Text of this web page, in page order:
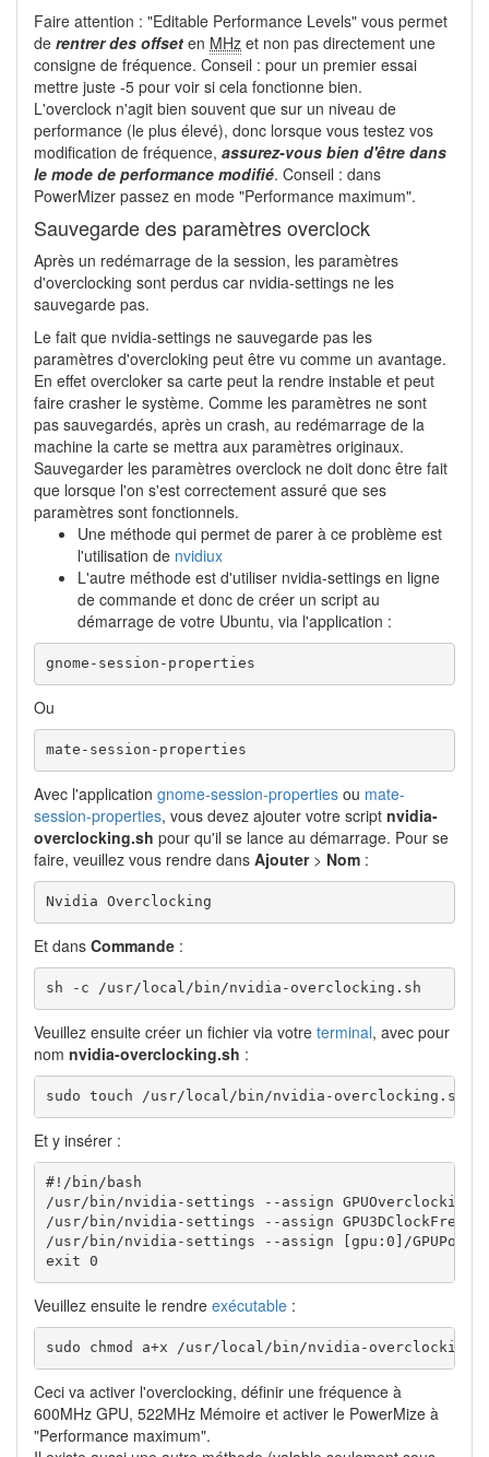
Faire attention : "Editable Performance Levels" vous permet
de rentrer des offset en MHz et non pas directement une
consigne de fréquence. Conseil : pour un premier essai
mettre juste -5 pour voir si cela fonctionne bien.
L'overclock n'agit bien souvent que sur un niveau de
performance (le plus élevé), donc lorsque vous testez vos
modification de fréquence, assurez-vous bien d'être dans
le mode de performance modifié. Conseil : dans
PowerMizer passez en mode "Performance maximum".
Sauvegarde des paramètres overclock
Après un redémarrage de la session, les paramètres
d'overclocking sont perdus car nvidia-settings ne les
sauvegarde pas.
Le fait que nvidia-settings ne sauvegarde pas les
paramètres d'overcloking peut être vu comme un avantage.
En effet overcloker sa carte peut la rendre instable et peut
faire crasher le système. Comme les paramètres ne sont
pas sauvegardés, après un crash, au redémarrage de la
machine la carte se mettra aux paramètres originaux.
Sauvegarder les paramètres overclock ne doit donc être fait
que lorsque l'on s'est correctement assuré que ses
paramètres sont fonctionnels.
Une méthode qui permet de parer à ce problème est
l'utilisation de nvidiux
L'autre méthode est d'utiliser nvidia-settings en ligne
de commande et donc de créer un script au
démarrage de votre Ubuntu, via l'application :
gnome-session-properties
Ou
mate-session-properties
Avec l'application gnome-session-properties ou mate-
session-properties, vous devez ajouter votre script nvidia-
overclocking.sh pour qu'il se lance au démarrage. Pour se
faire, veuillez vous rendre dans Ajouter> Nom :
Nvidia Overclocking
Et dans Commande :
sh -c /usr/local/bin/nvidia-overclocking.sh
Veuillez ensuite créer un fichier via votre terminal, avec pour
nom nvidia-overclocking.sh :
sudo touch /usr/local/bin/nvidia-overclocking.sh
Et y insérer :
#!/bin/bash
/usr/ bin/nvidia-settings --assign
/usr/ bin/nvidia-settings --assign GPU3DClockFreqs
/usr/ bin/nvidia-settings --assign gpu: 0 /
exit 0
Veuillez ensuite le rendre exécutable :
sudo chmod a+x /usr/local/bin/nvidia-
Ceci va activer l'overclocking, définir une fréquence à
600MHz GPU, 522MHz Mémoire et activer le PowerMize à
"Performance maximum".